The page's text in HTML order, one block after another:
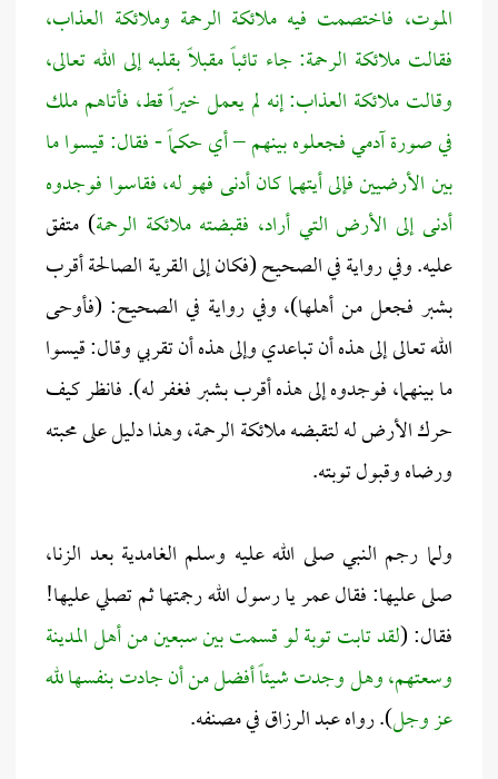
الموت، فاختصمت فيه ملائكة الرحمة وملائكة العذاب،
فقالت ملائكة الرحمة: جاء تائباً مقبلاً بقلبه إلى الله تعالى،
وقالت ملائكة العذاب: إنه لم يعمل خيراً قط، فأتاهم ملك
في صورة آدمي فجعلوه بينهم – أي حكماً - فقال: قيسوا ما
بين الأرضيين فإلى أيتهما كان أدنى فهو له، فقاسوا فوجدوه
أدنى إلى الأرض التي أراد، فقبضته ملائكة الرحمة) متفق
عليه. وفي رواية في الصحيح (فكان إلى القرية الصالحة أقرب
بشبر فجعل من أهلها)، وفي رواية في الصحيح: (فأوحى
الله تعالى إلى هذه أن تباعدي وإلى هذه أن تقربي وقال: قيسوا
ما بينهما، فوجدوه إلى هذه أقرب بشبر فغفر له). فانظر كيف
حرك الأرض له لتقبضه ملائكة الرحمة، وهذا دليل على محبته
ورضاه وقبول توبته.
ولما رجم النبي صلى الله عليه وسلم الغامدية بعد الزنا،
صلى عليها: فقال عمر يا رسول الله رجمتها ثم تصلي عليها!
فقال: (لقد تابت توبة لو قسمت بين سبعين من أهل المدينة
وسعتهم، وهل وجدت شيئاً أفضل من أن جادت بنفسها لله
عز وجل). رواه عبد الرزاق في مصنفه.